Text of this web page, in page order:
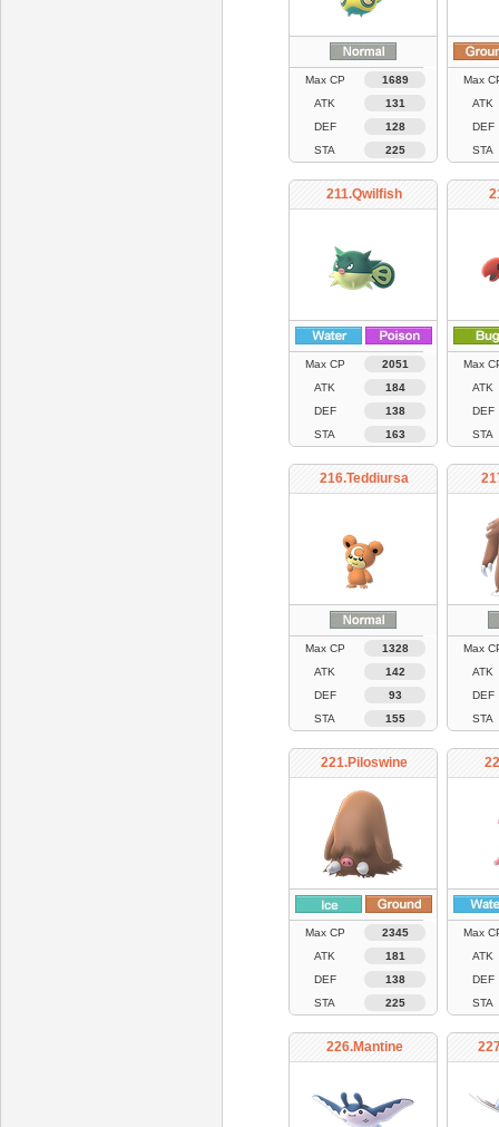
Max CP
1689
ATK
131
DEF
128
STA
225
Max
ATK
DEF
STA
211.Qwilfish
Max CP
2051
ATK
184
DEF
138
STA
163
Max
ATK
DEF
STA
216.Teddiursa
Max CP
1328
ATK
142
DEF
93
STA
155
Max
ATK
DEF
STA
221.Piloswine
Max CP
2345
ATK
181
DEF
138
STA
225
Max
ATK
DEF
STA
226.Mantine